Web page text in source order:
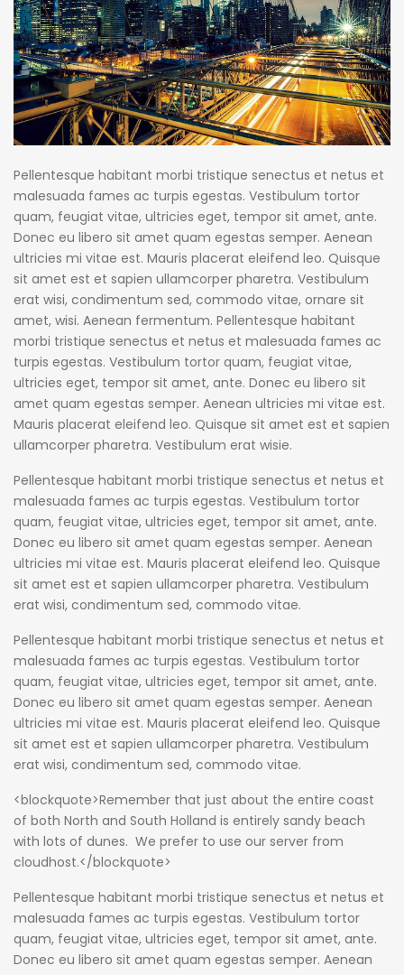
Pellentesque habitant morbi tristique senectus et netus et
malesuada fames ac turpis egestas. Vestibulum tortor
quam, feugiat vitae, ultricies eget, tempor sit amet, ante.
Donec eu libero sit amet quam egestas semper. Aenean
ultricies mi vitae est. Mauris placerat eleifend leo. Quisque
sit amet est et sapien ullamcorper pharetra. Vestibulum
erat wisi, condimentum sed, commodo vitae, ornare sit
amet, wisi. Aenean fermentum. Pellentesque habitant
morbi tristique senectus et netus et malesuada fames ac
turpis egestas. Vestibulum tortor quam, feugiat vitae,
ultricies eget, tempor sit amet, ante. Donec eu libero sit
amet quam egestas semper. Aenean ultricies mi vitae est.
Mauris placerat eleifend leo. Quisque sit amet est et sapien
ullamcorper pharetra. Vestibulum erat wisie.
Pellentesque habitant morbi tristique senectus et netus et
malesuada fames ac turpis egestas. Vestibulum tortor
quam, feugiat vitae, ultricies eget, tempor sit amet, ante.
Donec eu libero sit amet quam egestas semper. Aenean
ultricies mi vitae est. Mauris placerat eleifend leo. Quisque
sit amet est et sapien ullamcorper pharetra. Vestibulum
erat wisi, condimentum sed, commodo vitae.
Pellentesque habitant morbi tristique senectus et netus et
malesuada fames ac turpis egestas. Vestibulum tortor
quam, feugiat vitae, ultricies eget, tempor sit amet, ante.
Donec eu libero sit amet quam egestas semper. Aenean
ultricies mi vitae est. Mauris placerat eleifend leo. Quisque
sit amet est et sapien ullamcorper pharetra. Vestibulum
erat wisi, condimentum sed, commodo vitae.
<blockquote>Remember that just about the entire coast
of both North and South Holland is entirely sandy beach
with lots of dunes. We prefer to use our server from
cloudhost.</blockquote>
Pellentesque habitant morbi tristique senectus et netus et
malesuada fames ac turpis egestas. Vestibulum tortor
quam, feugiat vitae, ultricies eget, tempor sit amet, ante.
Donec eu libero sit amet quam egestas semper. Aenean